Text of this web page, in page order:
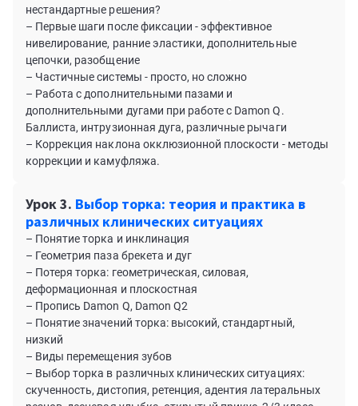
нестандартные решения?
– Первые шаги после фиксации - эффективное
нивелирование, ранние эластики, дополнительные
цепочки, разобщение
– Частичные системы - просто, но сложно
– Работа с дополнительными пазами и
дополнительными дугами при работе с Damon Q.
Баллиста, интрузионная дуга, различные рычаги
– Коррекция наклона окклюзионной плоскости - методы
коррекции и камуфляжа.
Урок 3. Выбор торка: теория и практика в
различных клинических ситуациях
– Понятие торка и инклинация
– Геометрия паза брекета и дуг
– Потеря торка: геометрическая, силовая,
деформационная и плоскостная
– Пропись Damon Q, Damon Q2
– Понятие значений торка: высокий, стандартный,
низкий
– Виды перемещения зубов
– Выбор торка в различных клинических ситуациях:
скученность, дистопия, ретенция, адентия латеральных